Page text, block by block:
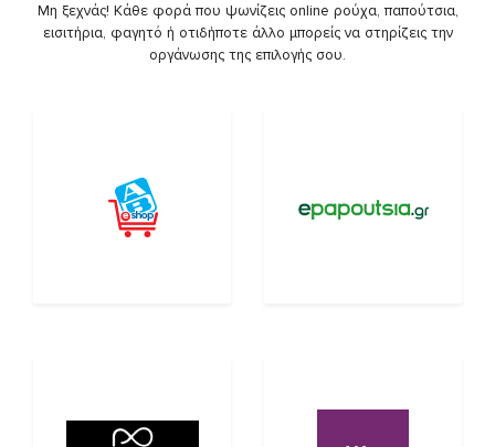
Μη ξεχνάς! Κάθε φορά που ψωνίζεις online ρούχα, παπούτσια,
εισιτήρια, φαγητό ή οτιδήποτε άλλο μπορείς να στηρίζεις την
οργάνωσης της επιλογής σου.